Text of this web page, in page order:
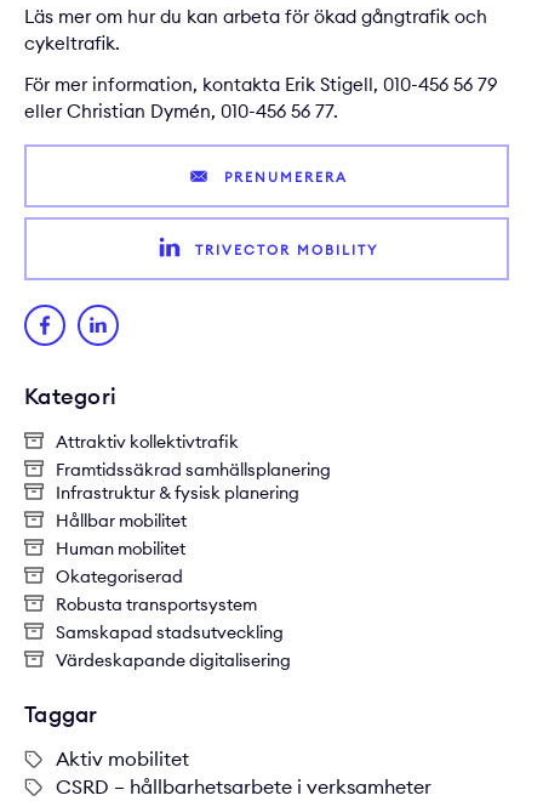
Kategori
Attraktiv kollektivtrafik
Framtidssäkrad samhällsplanering
Infrastruktur & fysisk planering
Hållbar mobilitet
Human mobilitet
Okategoriserad
Robusta transportsystem
Samskapad stadsutveckling
Värdeskapande digitalisering
Taggar
Aktiv mobilitet
CSRD – hållbarhetsarbete i verksamheter
Läs mer om hur du kan arbeta för ökad gångtrafik och
cykeltrafik.
För mer information, kontakta Erik Stigell, 010-456 56 79
ellerChristian Dymén, 010-456 56 77.
PRENUMERERA
TRIVECTOR MOBILITY